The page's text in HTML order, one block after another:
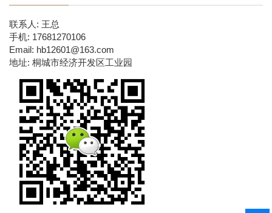
联系人: 王总
手机: 17681270106
Email: hb12601@163.com
地址: 桐城市经济开发区工业园